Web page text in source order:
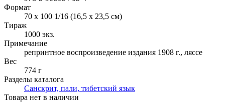
Формат
70 x 100 1/16 (16,5 x 23,5 см)
Тираж
1000 экз.
Примечание
репринтное воспроизведение издания 1908 г., ляссе
Вес
774 г
Разделы каталога
Санскрит, пали, тибетский язык
Товара нет в наличии